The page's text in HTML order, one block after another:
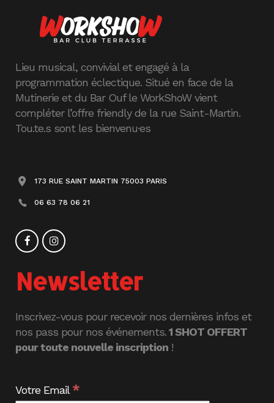
Lieu musical, convivial et engagé à la
programmation éclectique. Situé en face de la
Mutinerie et du Bar Ouf le WorkShoW vient
compléter l’offre friendly de la rue Saint-Martin.
Tou.te.s sont les bienvenu·es
173 RUE SAINT MARTIN 75003 PARIS
06 63 78 06 21
Newsletter
Inscrivez-vous pour recevoir nos dernières infos et
nos pass pour nos événements.1 SHOT OFFERT
pour toute nouvelle inscription !
Votre Email*